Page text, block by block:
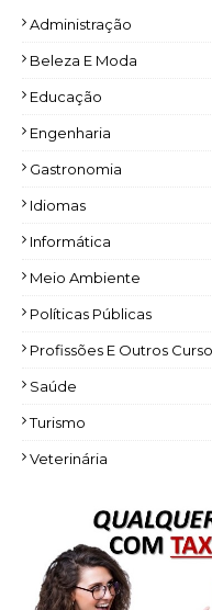
Administração
Beleza E Moda
Educação
Engenharia
Gastronomia
Idiomas
Informática
Meio Ambiente
Políticas Públicas
Profissões E Outros
Saúde
Turismo
Veterinária